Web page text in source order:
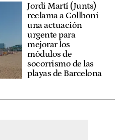
Jordi Martí (Junts)
reclama a Collboni
una actuación
urgente para
mejorar los
módulos de
socorrismo de las
playas de Barcelona